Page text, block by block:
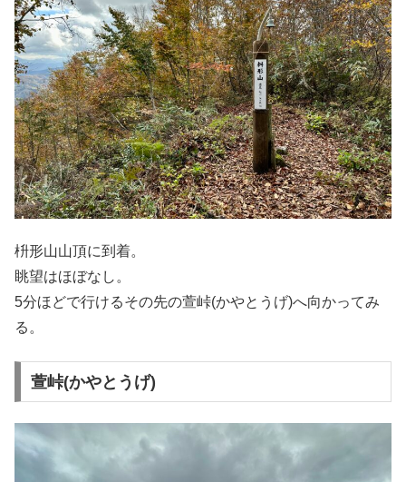
枡形山山頂に到着。
眺望はほぼなし。
5分ほどで行けるその先の萱峠(かやとうげ)へ向かってみ
る。
萱峠(かやとうげ)